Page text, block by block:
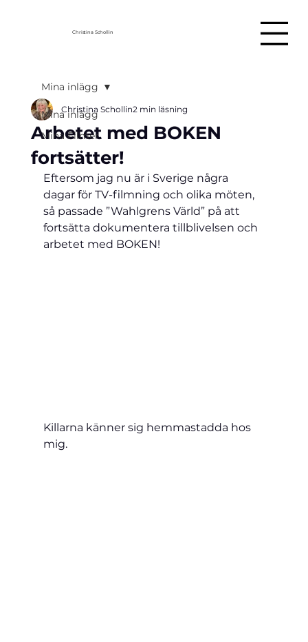
Christina Schollin
Mina inlägg
Mina Filmer
Mina inlägg
Arbetet med BOKEN
fortsätter!
Christina Schollin2 min läsning
Eftersom jag nu är i Sverige några
dagar för TV-filmning och olika möten,
så passade ”Wahlgrens Värld” på att
fortsätta dokumentera tillblivelsen och
arbetet med BOKEN!
Killarna känner sig hemmastadda hos
mig.